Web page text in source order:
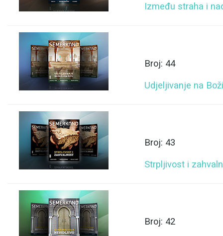
Između straha i
Broj: 44
Udjeljivanje na
Broj: 43
Strpljivost i
Broj: 42